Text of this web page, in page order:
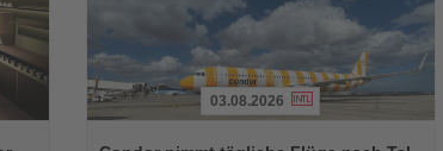
03.08.2026